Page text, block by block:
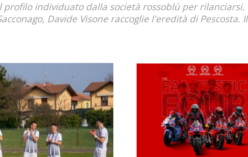
profilo individuato dalla società rossoblù per rilanciarsi.
Davide Visone raccoglie l'eredità di Pescosta. Il